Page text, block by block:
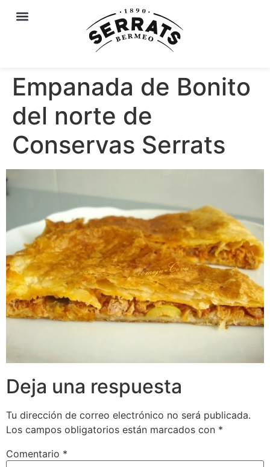
Empanada de Bonito
del norte de
Conservas Serrats
Deja una respuesta
Tu dirección de correo electrónico no será publicada.
Los campos obligatorios están marcados con *
Comentario *